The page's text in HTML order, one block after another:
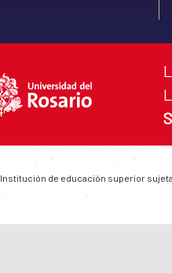
Institución de educación superior